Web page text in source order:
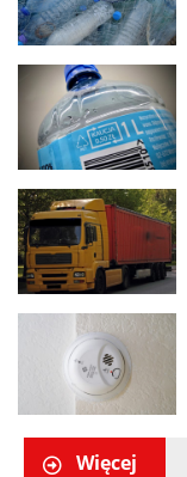
Więcej